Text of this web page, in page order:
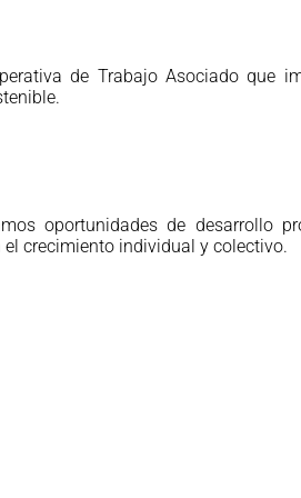
de Trabajo Asociado que
oportunidades de desarrollo
crecimiento individual y colectivo.